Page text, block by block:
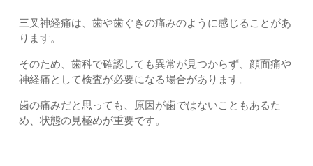
三叉神経痛は、歯や歯ぐきの痛みのように感じることがあ
ります。
そのため、歯科で確認しても異常が見つからず、顔面痛や
神経痛として検査が必要になる場合があります。
歯の痛みだと思っても、原因が歯ではないこともあるた
め、状態の見極めが重要です。